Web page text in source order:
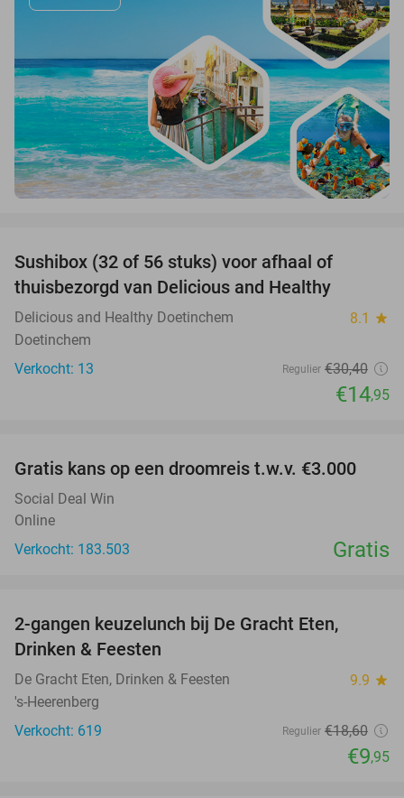
Sushibox (32 of 56 stuks) voor afhaal of
thuisbezorgd van Delicious and Healthy
Delicious and Healthy Doetinchem 8.1 star
Doetinchem
Verkocht: 13
Regulier €30,40
€14,95
Gratis kans op een droomreis t.w.v. €3.000
Social Deal Win
Online
Verkocht: 183.503
Gratis
2-gangen keuzelunch bij De Gracht Eten,
Drinken & Feesten
De Gracht Eten, Drinken & Feesten 9.9 star
's-Heerenberg
Verkocht: 619
Regulier €18,60
€9,95